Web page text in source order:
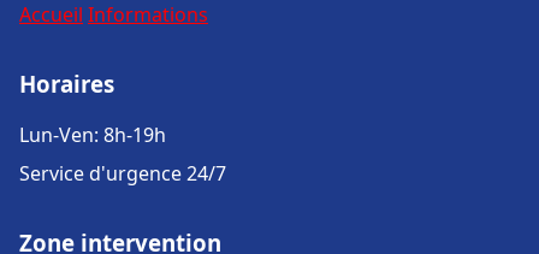
Accueil Informations
Horaires
Lun-Ven: 8h-19h
Service d'urgence 24/7
Zone intervention